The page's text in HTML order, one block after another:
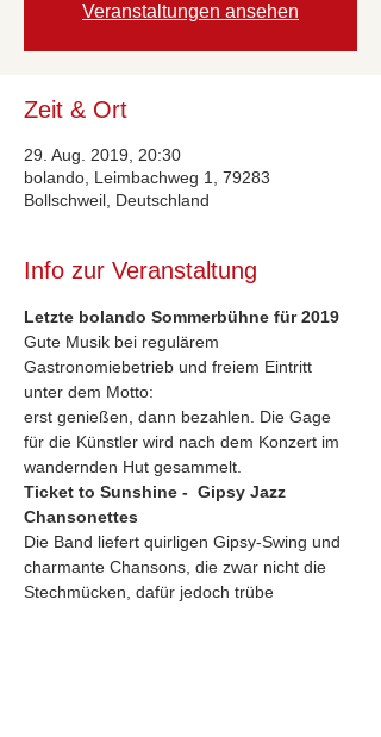
Veranstaltungen ansehen
Zeit & Ort
29. Aug. 2019, 20:30
bolando, Leimbachweg 1, 79283
Bollschweil, Deutschland
Info zur Veranstaltung
Letzte bolando Sommerbühne für 2019
Gute Musik bei regulärem
Gastronomiebetrieb und freiem Eintritt
unter dem Motto:
erst genießen, dann bezahlen. Die Gage
für die Künstler wird nach dem Konzert im
wandernden Hut gesammelt.
Ticket to Sunshine -  Gipsy Jazz
Chansonettes
Die Band liefert quirligen Gipsy-Swing und
charmante Chansons, die zwar nicht die
Stechmücken, dafür jedoch trübe